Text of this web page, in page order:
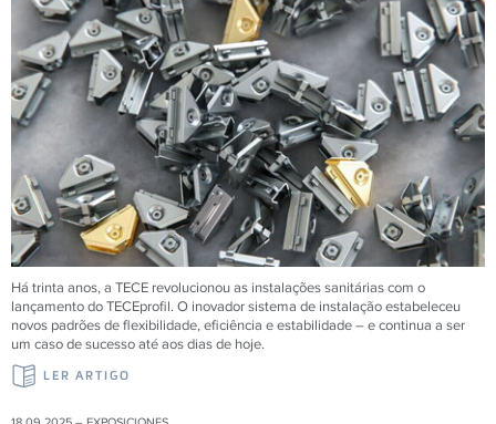
Há trinta anos, a TECE revolucionou as instalações sanitárias com o
lançamento doTECEprofil. O inovador sistema de instalação estabeleceu
novos padrões de flexibilidade, eficiência e estabilidade – e continua a ser
um caso de sucesso até aos dias de hoje.
LER ARTIGO